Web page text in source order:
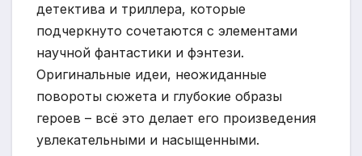
детектива и триллера, которые
подчеркнуто сочетаются с элементами
научной фантастики и фэнтези.
Оригинальные идеи, неожиданные
повороты сюжета и глубокие образы
героев – всё это делает его произведения
увлекательными и насыщенными.